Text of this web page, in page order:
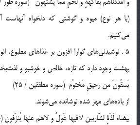
(با هر نوع) ميوه و گوشتي كه دلخواه آنهاست
مي‌كنيم.
5 . نوشيدني‌هاي گوارا افزون بر غذاهاي مطبوع،
بهشت وجود دارد كه تازه، خالص و خوشبو و
يَسقُونَ من رحيقٍ مَختوُم (سوره مطفقين / 25)
از باده‌هاي مهر شده نوشانده مي‌شوند.
بيضاء‌ لَذَةٍ لشّاربین لافيها غَولٌ و لاهم عنها يُنزَفون